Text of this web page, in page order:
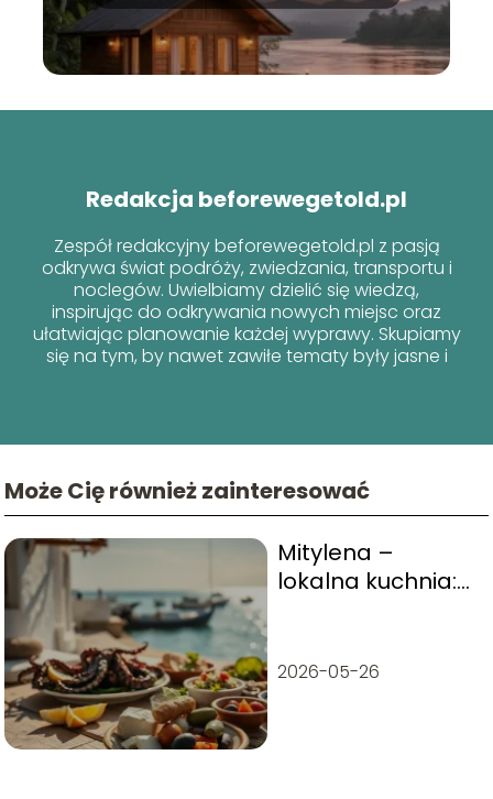
Redakcja beforewegetold.pl
Zespół redakcyjny beforewegetold.pl z pasją
odkrywa świat podróży, zwiedzania, transportu i
noclegów. Uwielbiamy dzielić się wiedzą,
inspirując do odkrywania nowych miejsc oraz
ułatwiając planowanie każdej wyprawy. Skupiamy
się na tym, by nawet zawiłe tematy były jasne i
Może Cię również zainteresować
Mitylena –
lokalna kuchnia:
2026-05-26